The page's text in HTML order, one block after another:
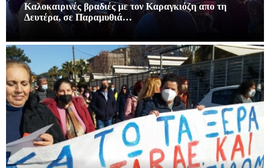
Καλοκαιρινές βραδιές με τον Καραγκιόζη απο τη
Δευτέρα, σε Παραμυθιά…